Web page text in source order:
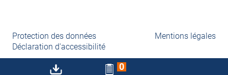
0
Protection des données
Mentions légales
Déclaration d'accessibilité